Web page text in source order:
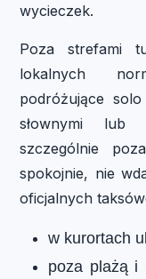
wycieczek.
Poza strefami
lokalnych
podróżujące
słownymi lub
szczególnie
spokojnie, nie
oficjalnych
w kurortach
poza plażą i